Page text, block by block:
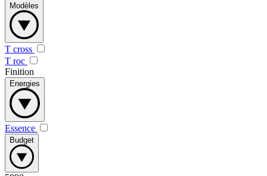
Modèles
T cross
T roc
Finition
Energies
Essence
Budget